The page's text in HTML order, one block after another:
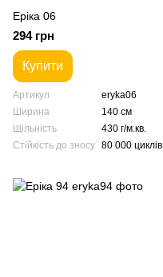
Еріка 06
294 грн
Купити
Артикул
eryka06
Ширина
140 см
Щільність
430 г/м.кв.
Стійкість до зносу 80 000 циклів